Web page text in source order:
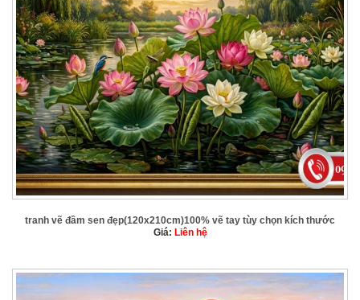
tranh vẽ đầm sen đẹp(120x210cm)100% vẽ tay tùy chọn kích thước
Giá: Liên hệ